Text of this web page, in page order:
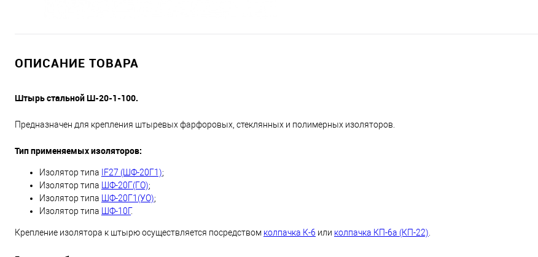
ОПИСАНИЕ ТОВАРА
Штырь стальной Ш-20-1-100.
Предназначен для крепления штыревых фарфоровых, стеклянных и полимерных изоляторов.
Тип применяемых изоляторов:
Изолятор типа IF27 (ШФ-20Г1);
Изолятор типа
ШФ-20Г(ГО);
Изолятор типа
ШФ-20Г1(УО);
Изолятор типа
ШФ-10Г.
Крепление изолятора к штырю осуществляется посредством колпачка К-6 или колпачка КП-6а (КП-22)